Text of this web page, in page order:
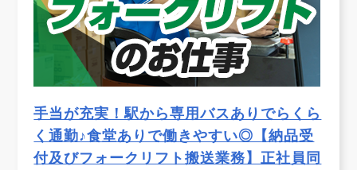
手当が充実！駅から専用バスありでらくら
く通勤♪食堂ありで働きやすい◎【納品受
付及びフォークリフト搬送業務】正社員同